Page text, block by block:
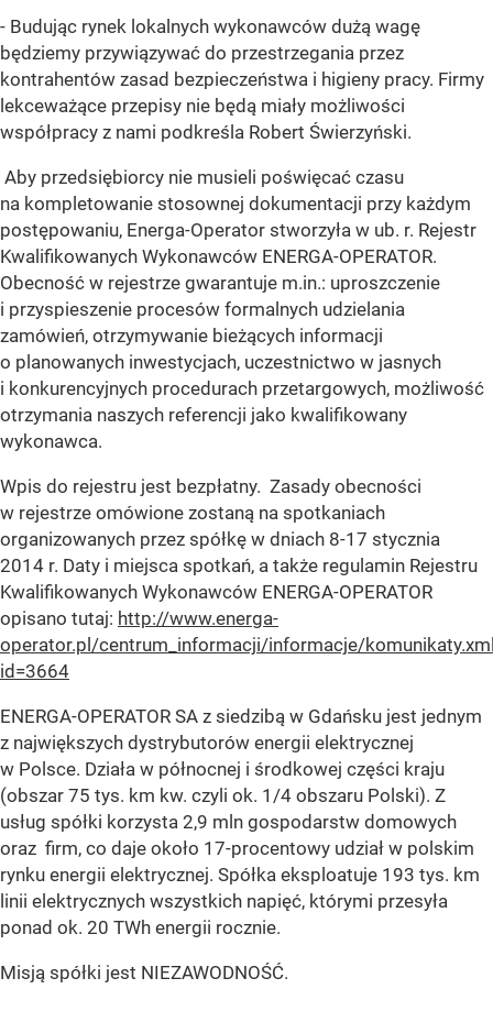
- Budując rynek lokalnych wykonawców dużą wagę
będziemy przywiązywać do przestrzegania przez
kontrahentów zasad bezpieczeństwa i higieny pracy. Firmy
lekceważące przepisy nie będą miały możliwości
współpracy z nami podkreśla Robert Świerzyński.
Aby przedsiębiorcy nie musieli poświęcać czasu
na kompletowanie stosownej dokumentacji przy każdym
postępowaniu, Energa-Operator stworzyła w ub. r. Rejestr
Kwalifikowanych Wykonawców ENERGA-OPERATOR.
Obecność w rejestrze gwarantuje m.in.: uproszczenie
i przyspieszenie procesów formalnych udzielania
zamówień, otrzymywanie bieżących informacji
o planowanych inwestycjach, uczestnictwo w jasnych
i konkurencyjnych procedurach przetargowych, możliwość
otrzymania naszych referencji jako kwalifikowany
wykonawca.
Wpis do rejestru jest bezpłatny. Zasady obecności
w rejestrze omówione zostaną na spotkaniach
organizowanych przez spółkę w dniach 8-17 stycznia
2014 r. Daty i miejsca spotkań, a także regulamin Rejestru
Kwalifikowanych Wykonawców ENERGA-OPERATOR
opisano tutaj: http://www.energa-
operator.pl/centrum_informacji/informacje/
id=3664
ENERGA-OPERATOR SA z siedzibą w Gdańsku jest jednym
z największych dystrybutorów energii elektrycznej
w Polsce. Działa w północnej i środkowej części kraju
(obszar 75 tys. km kw. czyli ok. 1/4 obszaru Polski). Z
usług spółki korzysta 2,9 mln gospodarstw domowych
oraz firm, co daje około 17-procentowy udział w polskim
rynku energii elektrycznej. Spółka eksploatuje 193 tys. km
linii elektrycznych wszystkich napięć, którymi przesyła
ponad ok. 20 TWh energii rocznie.
Misją spółki jest NIEZAWODNOŚĆ.